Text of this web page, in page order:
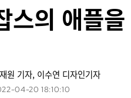
스의 애플
원 기자, 이수연 디자인기자
04-20 18:10:10